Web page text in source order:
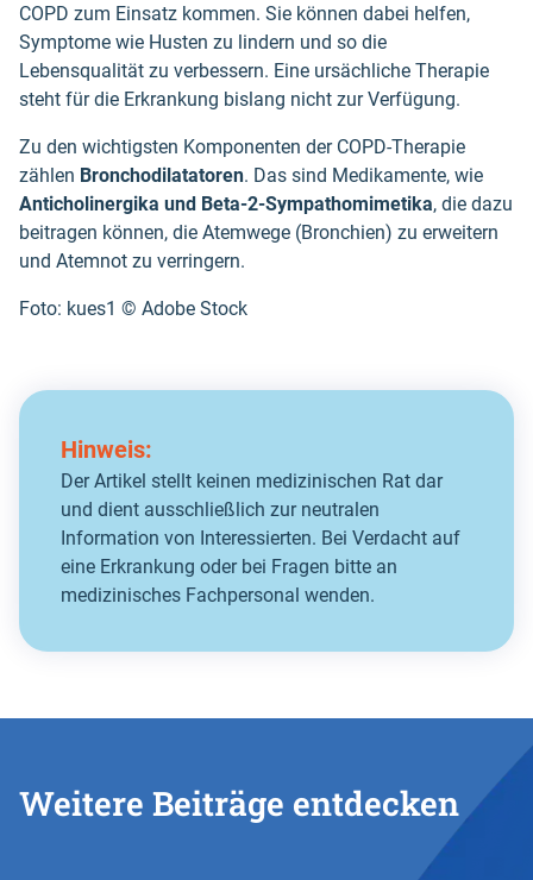
COPD zum Einsatz kommen. Sie können dabei helfen,
Symptome wie Husten zu lindern und so die
Lebensqualität zu verbessern. Eine ursächliche Therapie
steht für die Erkrankung bislang nicht zur Verfügung.
Zu den wichtigsten Komponenten der COPD-Therapie
zählen Bronchodilatatoren. Das sind Medikamente, wie
Anticholinergika und Beta-2-Sympathomimetika, die dazu
beitragen können, die Atemwege (Bronchien) zu erweitern
und Atemnot zu verringern.
Foto: kues1 ©️ Adobe Stock
Hinweis:
Der Artikel stellt keinen medizinischen Rat dar
und dient ausschließlich zur neutralen
Information von Interessierten. Bei Verdacht auf
eine Erkrankung oder bei Fragen bitte an
medizinisches Fachpersonal wenden.
Weitere Beiträge entdecken